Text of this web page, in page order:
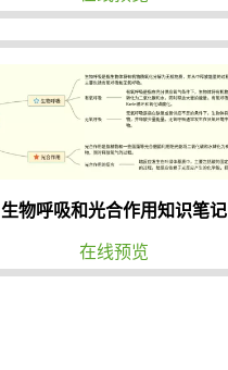
生物呼吸和光合作用知识笔记
在线预览